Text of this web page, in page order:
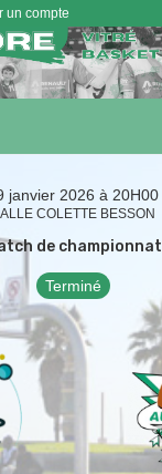
un compte
janvier 2026 à 20H00
COLETTE BESSON
de championnat
Terminé